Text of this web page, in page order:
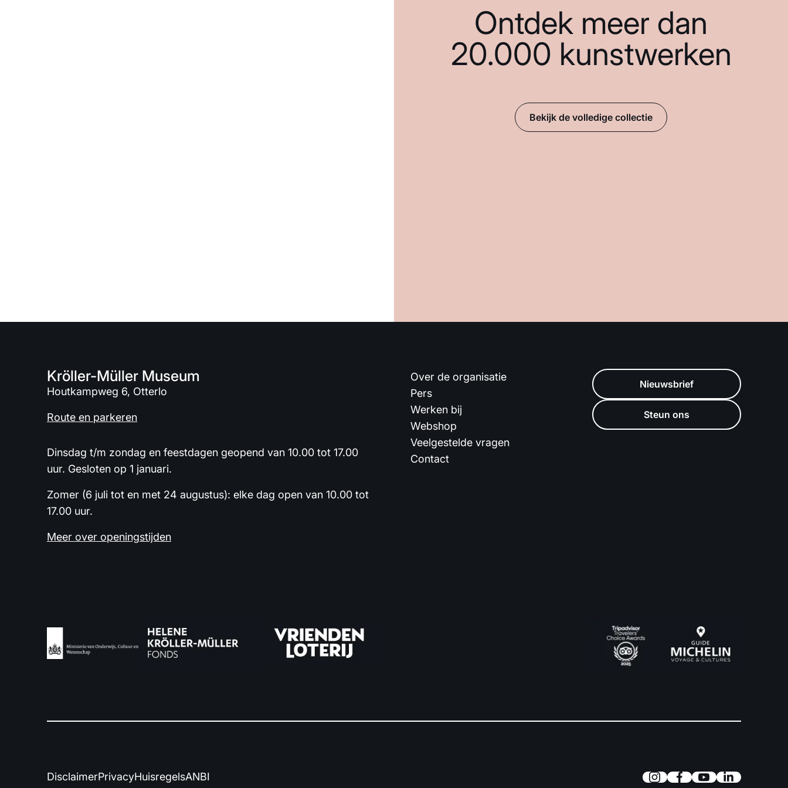
Ontdek meer dan
20.000 kunstwerken
Bekijk de volledige collectie
Kröller-Müller Museum
Houtkampweg 6, Otterlo
Route en parkeren
Dinsdag t/m zondag en feestdagen geopend van 10.00 tot 17.00
uur. Gesloten op 1 januari.
Zomer (6 juli tot en met 24 augustus): elke dag open van 10.00 tot
17.00 uur.
Meer over openingstijden
Over de organisatie
Pers
Werken bij
Webshop
Veelgestelde vragen
Contact
Nieuwsbrief
Steun ons
DisclaimerPrivacyHuisregelsANBI